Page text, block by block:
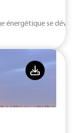
énergétique se